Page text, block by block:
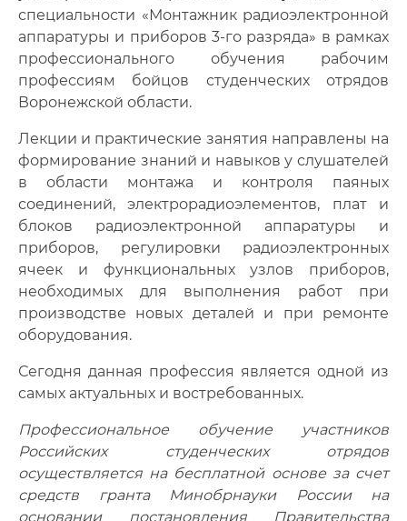
специальности «Монтажник радиоэлектронной
аппаратуры и приборов 3-го разряда» в рамках
профессионального обучения рабочим
профессиям бойцов студенческих отрядов
Воронежской области.
Лекции и практические занятия направлены на
формирование знаний и навыков у слушателей
в области монтажа и контроля паяных
соединений, электрорадиоэлементов, плат и
блоков радиоэлектронной аппаратуры и
приборов, регулировки радиоэлектронных
ячеек и функциональных узлов приборов,
необходимых для выполнения работ при
производстве новых деталей и при ремонте
оборудования.
Сегодня данная профессия является одной из
самых актуальных и востребованных.
Профессиональное обучение участников
Российских студенческих отрядов
осуществляется на бесплатной основе за счет
средств гранта Минобрнауки России на
основании постановления Правительства